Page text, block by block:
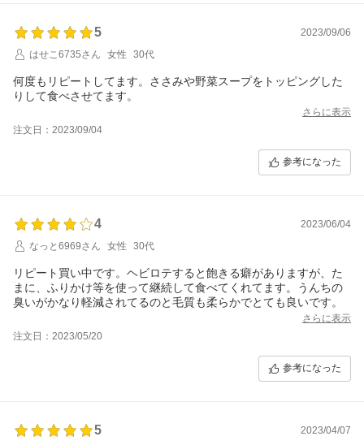
えて保管ができないことが悩みです。
5
2023/09/06
はせこ6735さん
女性 30代
何度もリピートしてます。ささみや野菜スープをトッピングした
りして食べさせてます。
さらに表示
注文日：2023/09/04
参考になった
4
2023/06/04
なっと6969さん
女性 30代
リピート買い中です。ヘビロテすると飽きる癖がありますが、た
まに、ふりかけ等を使って継続して食べてくれてます。うんちの
臭いがかなり軽減されてるのと毛質も柔らかでとても良いです。
さらに表示
注文日：2023/05/20
参考になった
5
2023/04/07